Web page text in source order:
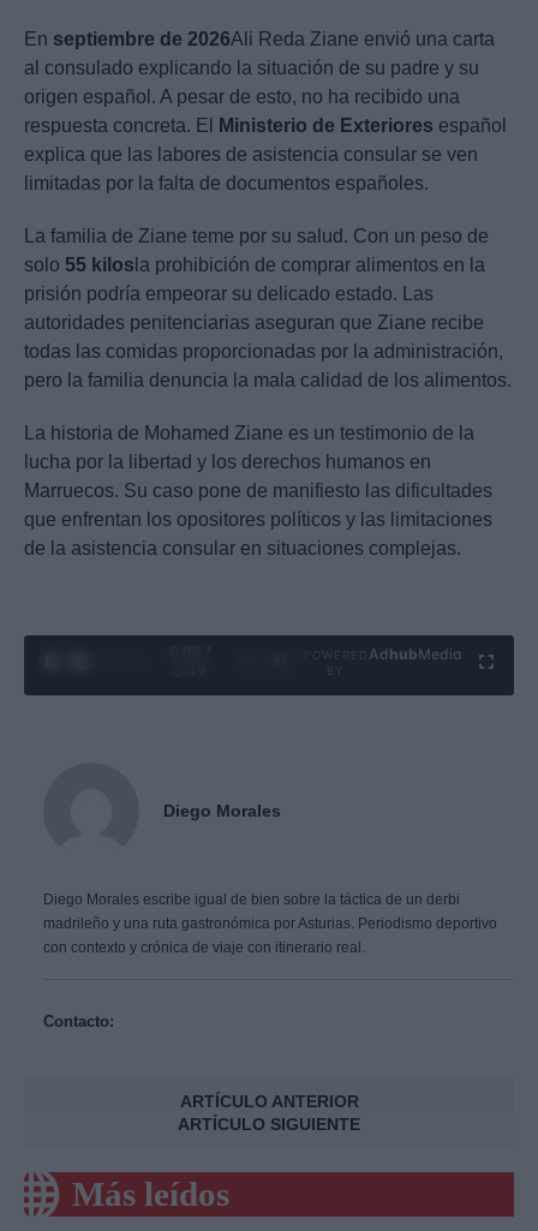
En septiembre de 2026Ali Reda Ziane envió una carta
al consulado explicando la situación de su padre y su
origen español. A pesar de esto, no ha recibido una
respuesta concreta. El
Ministerio de Exteriores español
explica que las labores de asistencia consular se ven
limitadas por la falta de documentos españoles.
La familia de Ziane teme por su salud. Con un peso de
solo 55 kilos la prohibición de comprar alimentos en la
prisión podría empeorar su delicado estado. Las
autoridades penitenciarias aseguran que Ziane recibe
todas las comidas proporcionadas por la administración,
pero la familia denuncia la mala calidad de los alimentos.
La historia de Mohamed Ziane es un testimonio de la
lucha por la libertad y los derechos humanos en
Marruecos. Su caso pone de manifiesto las dificultades
que enfrentan los opositores políticos y las limitaciones
de la asistencia consular en situaciones complejas.
Ad hubMedia
Diego Morales
Diego Morales escribe igual de bien sobre la táctica de un derbi
madrileño y una ruta gastronómica por Asturias. Periodismo deportivo
con contexto y crónica de viaje con itinerario real.
Contacto:
ARTÍCULO ANTERIOR
ARTÍCULO SIGUIENTE
Más leídos